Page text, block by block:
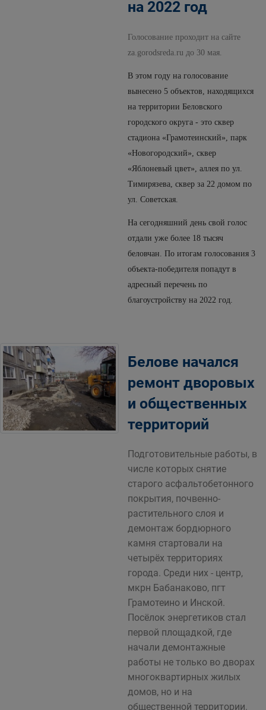
на 2022 год
Голосование проходит на сайте
za gorodsreda ru до 30 мая.
В этом году на голосование
вынесено 5 объектов, находящихся
на территории Беловского
городского округа - это сквер
стадиона «Грамотеинский», парк
«Новогородский», сквер
«Яблоневый цвет», аллея по ул.
Тимирязева, сквер за 22 домом по
ул. Советская.
На сегодняшний день свой голос
отдали уже более 18 тысяч
беловчан. По итогам голосования 3
объекта-победителя попадут в
адресный перечень по
благоустройству на 2022 год.
Белове начался
ремонт дворовых
и общественных
территорий
Подготовительные работы, в
числе которых снятие
старого асфальтобетонного
покрытия, почвенно-
растительного слоя и
демонтаж бордюрного
камня стартовали на
четырёх территориях
города. Среди них - центр,
мкрн Бабанаково, пгт
Грамотеино и Инской.
Посёлок энергетиков стал
первой площадкой, где
начали демонтажные
работы не только во дворах
многоквартирных жилых
домов, но и на
общественной территории.